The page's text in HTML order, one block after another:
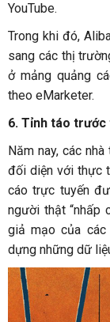
YouTube.
Trong khi đó,
sang các thị
ở mảng quảng
theo eMarketer.
6. Tỉnh táo trước
Năm nay, các
đối diện với thực
cáo trực tuyến
người thật “nhấp
giả mạo của
dựng những dữ